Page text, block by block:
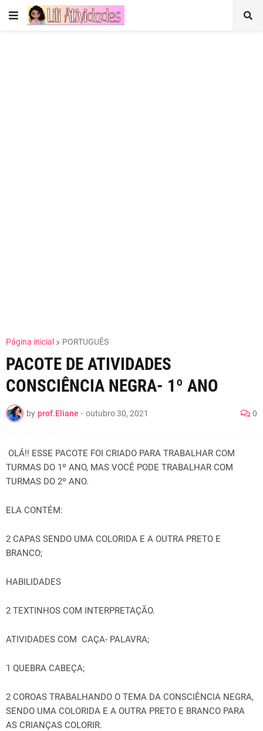
Página inicial PORTUGUÊS
PACOTE DE ATIVIDADES
CONSCIÊNCIA NEGRA- 1º ANO
by prof.Eliane - outubro 30, 2021 0
OLÁ!! ESSE PACOTE FOI CRIADO PARA TRABALHAR COM
TURMAS DO 1º ANO, MAS VOCÊ PODE TRABALHAR COM
TURMAS DO 2º ANO.
ELA CONTÉM:
2 CAPAS SENDO UMA COLORIDA E A OUTRA PRETO E
BRANCO;
HABILIDADES
2 TEXTINHOS COM INTERPRETAÇÃO.
ATIVIDADES COM CAÇA- PALAVRA;
1 QUEBRA CABEÇA;
2 COROAS TRABALHANDO O TEMA DA CONSCIÊNCIA NEGRA,
SENDO UMA COLORIDA E A OUTRA PRETO E BRANCO PARA
AS CRIANÇAS COLORIR.